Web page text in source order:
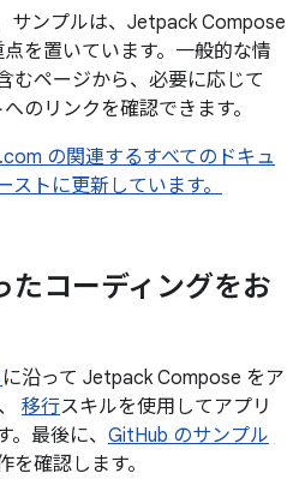
サンプルは、Jetpack Compose
を置いています。一般的な情
むページから、必要に応じて
のリンクを確認できます。
の関連するすべてのドキュ
トに更新しています。
コーディングをお
に沿って Jetpack Compose をア
移行スキルを使用してアプリ
最後に、 GitHub のサンプル
確認します。